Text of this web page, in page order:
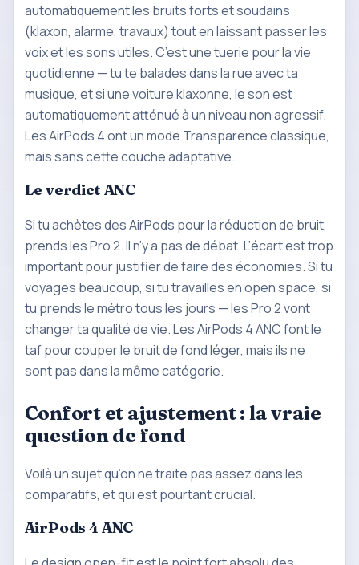
automatiquement les bruits forts et soudains
(klaxon, alarme, travaux) tout en laissant passer les
voix et les sons utiles. C’est une tuerie pour la vie
quotidienne — tu te balades dans la rue avec ta
musique, et si une voiture klaxonne, le son est
automatiquement atténué à un niveau non agressif.
Les AirPods 4 ont un mode Transparence classique,
mais sans cette couche adaptative.
Le verdict ANC
Si tu achètes des AirPods pour la réduction de bruit,
prends les Pro 2. Il n’y a pas de débat. L’écart est trop
important pour justifier de faire des économies. Si tu
voyages beaucoup, si tu travailles en open space, si
tu prends le métro tous les jours — les Pro 2 vont
changer ta qualité de vie. Les AirPods 4 ANC font le
taf pour couper le bruit de fond léger, mais ils ne
sont pas dans la même catégorie.
Confort et ajustement : la vraie
question de fond
Voilà un sujet qu’on ne traite pas assez dans les
comparatifs, et qui est pourtant crucial.
AirPods 4 ANC